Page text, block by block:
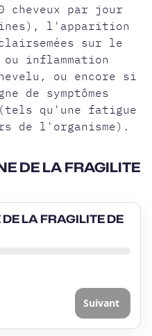
cheveux par jour
l'apparition
sur le
inflammation
ou encore si
de symptômes
(tels qu'une fatigue
de l'organisme).
DE LA FRAGILITE
LA FRAGILITE DE
Suivant